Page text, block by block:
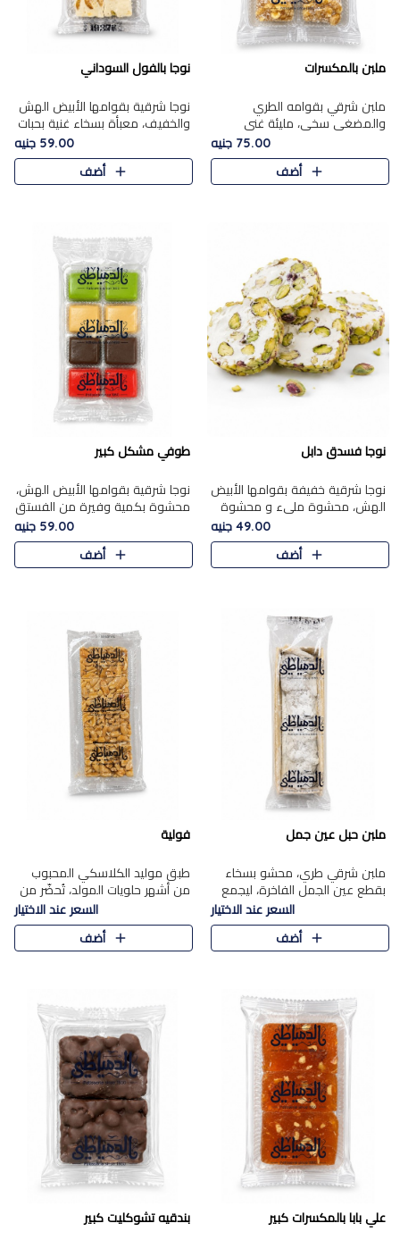
ملبن بالمكسرات
ملبن شرقي بقوامه الطري
والمضغي سخي، مليئة غني
بتشكيلة فاخرة من المكسرات
مشكلة المختارة التي تقدم تضيف
قرمشة مميزة مرضية ونكهة
75.00 جنيه
أضف
نوجا بالفول السوداني
نوجا شرقية بقوامها الأبيض الهش
والخفيف، معبأة بسخاء غنية بحبات
الفول السوداني المحمص التي
يقدم تضيف قرمشة مميزة مرضية
وتوازنًا رائعًا مع حلا..
59.00 جنيه
أضف
نوجا فسدق دابل
نوجا شرقية خفيفة بقوامها الأبيض
الهش، محشوة مليء و محشوة
بـكمية وفيرة من الفستق الفاخر
لتمنحك نكهة مكسرات غنية
وقرمشة مميزة في كل قطعة و
49.00 جنيه
أضف
طوفي مشكل كبير
نوجا شرقية بقوامها الأبيض الهش،
محشوة بكمية وفيرة من الفستق
الفاخر لتمنحك نكهة غنية وقرمشة
مميزة في كل قطعة، لتجربة تجمع
بين الفخامة والمذاق..
59.00 جنيه
أضف
ملبن حبل عين جمل
ملبن شرقي طري، محشو بسخاء
بقطع عين الجمل الفاخرة، ليجمع
بين القوام الناعم وقرمشة الجوز
في مذاق شرقي أصيل.
السعر عند الاختيار
أضف
فولية
طبق موليد الكلاسكي المحبوب
من أشهر حلويات المولد، تُحضّر من
فول سوداني محمص بعناية
ومغلف بطبقة رقيقة من السكر
المكرمل، لتمنحك قرمشة أصيلة
السعر عند الاختيار
أضف
علي بابا بالمكسرات كبير بندقيه تشوكليت كبير